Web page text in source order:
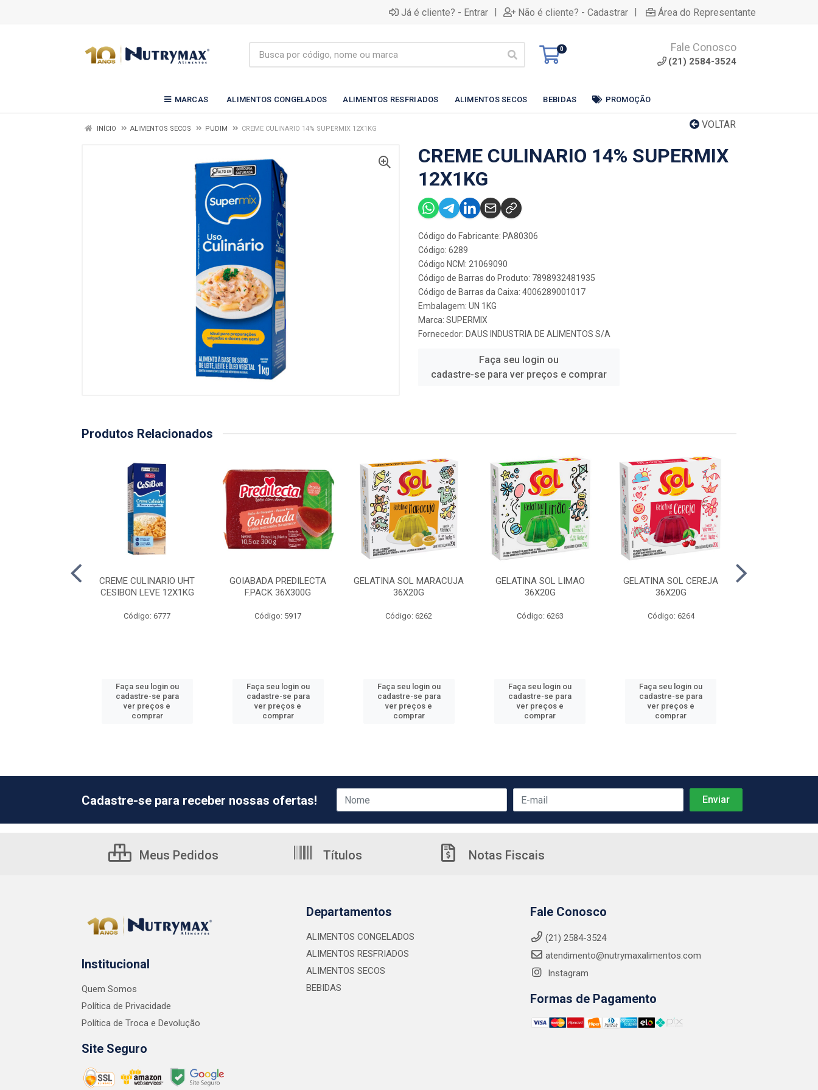
Já é cliente? - Entrar | Não é cliente? - Cadastrar | Área do Representante
0 Fale Conosco
(21) 2584-3524
MARCAS ALIMENTOS CONGELADOS ALIMENTOS RESFRIADOS ALIMENTOS SECOS BEBIDAS PROMOÇÃO
VOLTAR
INÍCIO ALIMENTOS SECOS PUDIM CREME CULINARIO 14% SUPERMIX 12X1KG
CREME CULINARIO 14% SUPERMIX
12X1KG
Código do Fabricante: PA80306
Código: 6289
Código NCM: 21069090
Código de Barras do Produto: 7898932481935
Código de Barras da Caixa: 4006289001017
Embalagem: UN 1KG
Marca: SUPERMIX
Fornecedor: DAUS INDUSTRIA DE ALIMENTOS S/A
Faça seu login ou
cadastre-se para ver preços e comprar
Produtos Relacionados
CREME CULINARIO UHT
CESIBON LEVE 12X1KG
Código: 6777
Faça seu login ou
cadastre-se para
ver preços e
comprar
GOIABADA PREDILECTA
F.PACK 36X300G
Código: 5917
Faça seu login ou
cadastre-se para
ver preços e
comprar
GELATINA SOL MARACUJA
36X20G
Código: 6262
Faça seu login ou
cadastre-se para
ver preços e
comprar
GELATINA SOL LIMAO
36X20G
Código: 6263
Faça seu login ou
cadastre-se para
ver preços e
comprar
GELATINA SOL CEREJA
36X20G
Código: 6264
Faça seu login ou
cadastre-se para
ver preços e
comprar
Cadastre-se para receber nossas ofertas!
Meus Pedidos Títulos Notas Fiscais
Institucional
Quem Somos
Política de Privacidade
Política de Troca e Devolução
Site Seguro
Departamentos
ALIMENTOS CONGELADOS
ALIMENTOS RESFRIADOS
ALIMENTOS SECOS
BEBIDAS
Fale Conosco
(21) 2584-3524
atendimento@nutrymaxalimentos.com
Instagram
Formas de Pagamento